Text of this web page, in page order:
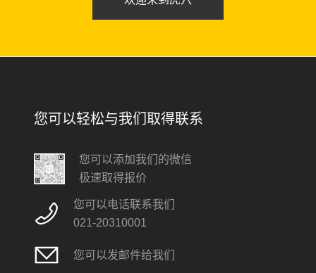
您可以轻松与我们取得联系
您可以添加我们的微信
极速取得报价
您可以电话联系我们
021-20310001
您可以发邮件给我们